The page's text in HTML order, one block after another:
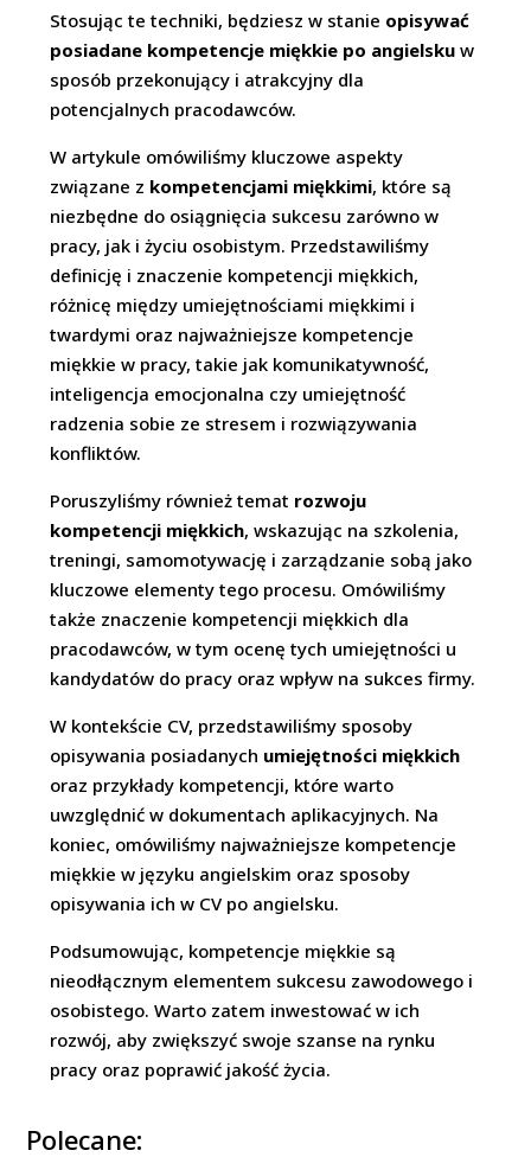
Stosując te techniki, będziesz w stanie opisywać
posiadane kompetencje miękkie po angielsku w
sposób przekonujący i atrakcyjny dla
potencjalnych pracodawców.
W artykule omówiliśmy kluczowe aspekty
związane z kompetencjami miękkimi, które są
niezbędne do osiągnięcia sukcesu zarówno w
pracy, jak i życiu osobistym. Przedstawiliśmy
definicję i znaczenie kompetencji miękkich,
różnicę między umiejętnościami miękkimi i
twardymi oraz najważniejsze kompetencje
miękkie w pracy, takie jak komunikatywność,
inteligencja emocjonalna czy umiejętność
radzenia sobie ze stresem i rozwiązywania
konfliktów.
Poruszyliśmy również temat rozwoju
kompetencji miękkich, wskazując na szkolenia,
treningi, samomotywację i zarządzanie sobą jako
kluczowe elementy tego procesu. Omówiliśmy
także znaczenie kompetencji miękkich dla
pracodawców, w tym ocenę tych umiejętności u
kandydatów do pracy oraz wpływ na sukces firmy.
W kontekście CV, przedstawiliśmy sposoby
opisywania posiadanych umiejętności miękkich
oraz przykłady kompetencji, które warto
uwzględnić w dokumentach aplikacyjnych. Na
koniec, omówiliśmy najważniejsze kompetencje
miękkie w języku angielskim oraz sposoby
opisywania ich w CV po angielsku.
Podsumowując, kompetencje miękkie są
nieodłącznym elementem sukcesu zawodowego i
osobistego. Warto zatem inwestować w ich
rozwój, aby zwiększyć swoje szanse na rynku
pracy oraz poprawić jakość życia.
Polecane: